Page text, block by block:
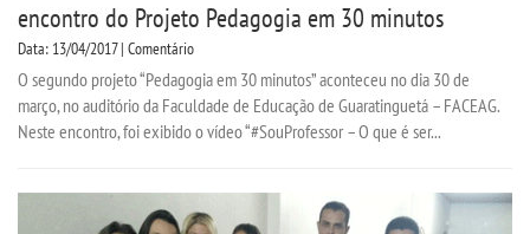
encontro do Projeto Pedagogia em 30 minutos
Data: 13/04/2017 | Comentário
O segundo projeto “Pedagogia em 30 minutos” aconteceu no dia 30 de
março, no auditório da Faculdade de Educação de Guaratinguetá – FACEAG.
Neste encontro, foi exibido o vídeo “#SouProfessor – O que é ser...